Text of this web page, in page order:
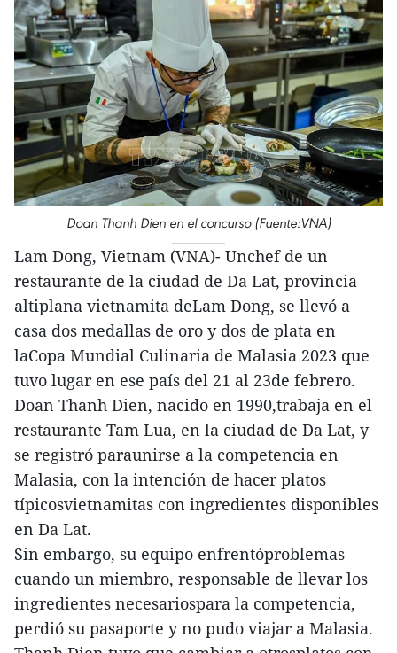
Doan Thanh Dien en el concurso (Fuente:VNA)
Lam Dong, Vietnam (VNA)- Unchef de un
restaurante de la ciudad de Da Lat, provincia
altiplana vietnamita deLam Dong, se llevó a
casa dos medallas de oro y dos de plata en
laCopa Mundial Culinaria de Malasia 2023 que
tuvo lugar en ese país del 21 al 23de febrero.
Doan Thanh Dien, nacido en 1990,trabaja en el
restaurante Tam Lua, en la ciudad de Da Lat, y
se registró paraunirse a la competencia en
Malasia, con la intención de hacer platos
típicosvietnamitas con ingredientes disponibles
en Da Lat.
Sin embargo, su equipo enfrentóproblemas
cuando un miembro, responsable de llevar los
ingredientes necesariospara la competencia,
perdió su pasaporte y no pudo viajar a Malasia.